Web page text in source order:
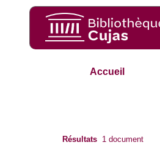
Accueil
Résultats 1 document